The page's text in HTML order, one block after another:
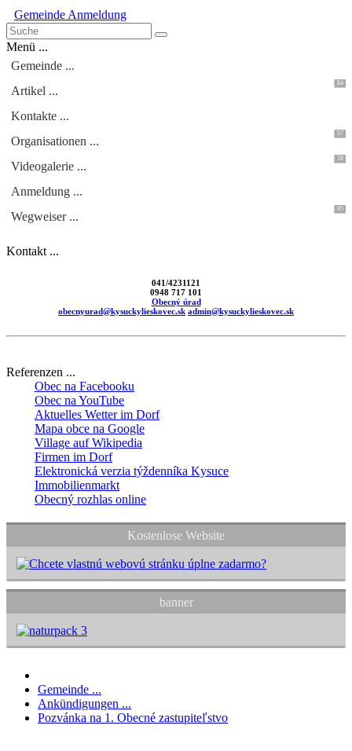
Gemeinde Anmeldung
Menü ...
Gemeinde ...
Artikel ...
84
Kontakte ...
Organisationen ...
57
Videogalerie ...
18
Anmeldung ...
Wegweiser ...
95
Kontakt ...
041/4231121
0948 717 101
Obecný úrad
obecnyurad@kysuckylieskovec.sk admin@kysuckylieskovec.sk
Referenzen ...
Obec na Facebooku
Obec na YouTube
Aktuelles Wetter im Dorf
Mapa obce na Google
Village auf Wikipedia
Firmen im Dorf
Elektronická verzia týždenníka Kysuce
Immobilienmarkt
Obecný rozhlas online
Kostenlose Website
banner
Gemeinde ...
Ankündigungen ...
Pozvánka na 1. Obecné zastupiteľstvo